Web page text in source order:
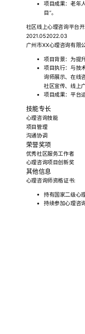
项目成果：老年
目”。
社区线上心理咨询平台
2021.052022.03
广州市XX心理咨询有限
项目背景：为提
项目执行：与技
询师展示、在线
社区宣传、线上
项目成果：平台
技能专长
心理咨询技能
项目管理
沟通协调
荣誉奖项
优秀社区服务工作者
心理咨询项目创新奖
其他信息
心理咨询师资格证书:
持有国家二级心
持续参加心理咨